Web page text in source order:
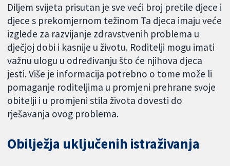
Diljem svijeta prisutan je sve veći broj pretile djece i
djece s prekomjernom težinom Ta djeca imaju veće
izglede za razvijanje zdravstvenih problema u
dječjoj dobi i kasnije u životu. Roditelji mogu imati
važnu ulogu u određivanju što će njihova djeca
jesti. Više je informacija potrebno o tome može li
pomaganje roditeljima u promjeni prehrane svoje
obitelji i u promjeni stila života dovesti do
rješavanja ovog problema.
Obilježja uključenih istraživanja